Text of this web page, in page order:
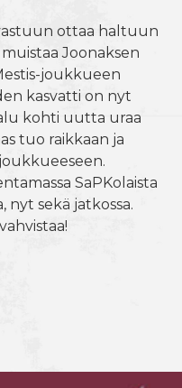
ottaa haltuun
Joonaksen
joukkueen
kasvatti on nyt
kohti uutta uraa
tuo raikkaan ja
SaPKolaista
nyt sekä jatkossa.